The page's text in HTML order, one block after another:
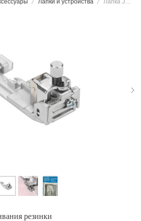
Лапки и устройства Лапка Juki для пришивания резинки
резинки